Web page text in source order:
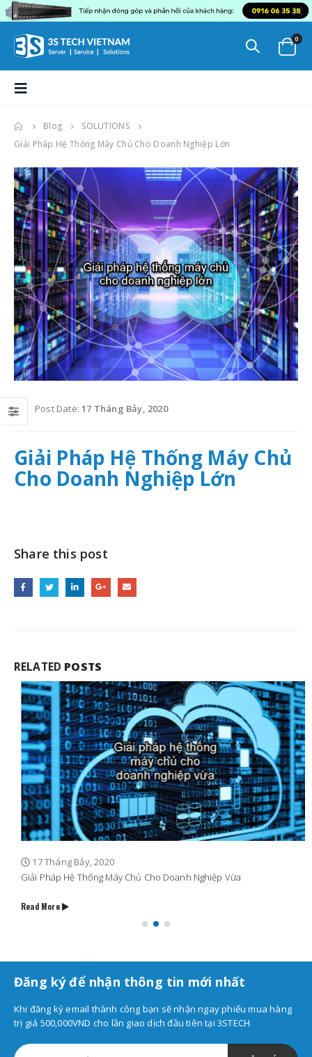
0
Blog
SOLUTIONS
Giải Pháp Hệ Thống Máy Chủ Cho Doanh Nghiệp Lớn
Post Date:17 Tháng Bảy, 2020
Giải Pháp Hệ Thống Máy Chủ
Cho Doanh Nghiệp Lớn
Share this post
RELATED POSTS
17 Tháng Bảy, 2020
Giải Pháp Hệ Thống Máy Chủ Cho Doanh Nghiệp Vừa
Read More
Đăng ký để nhận thông tin mới nhất
Khi đăng ký email thành công bạn sẽ nhận ngay phiếu mua hàng
trị giá 500,000VND cho lần giao dịch đầu tiên tại 3STECH